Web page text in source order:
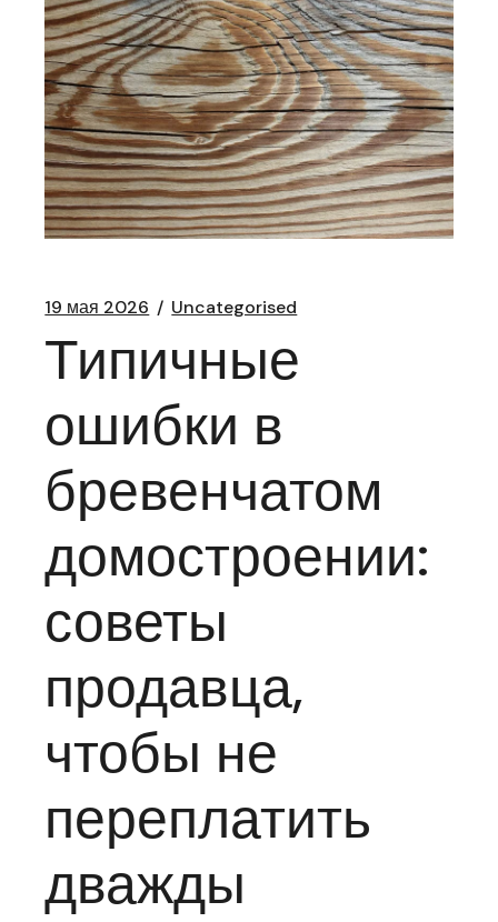
19 мая 2026 Uncategorised
Типичные
ошибки в
бревенчатом
домостроении:
советы
продавца,
чтобы не
переплатить
дважды